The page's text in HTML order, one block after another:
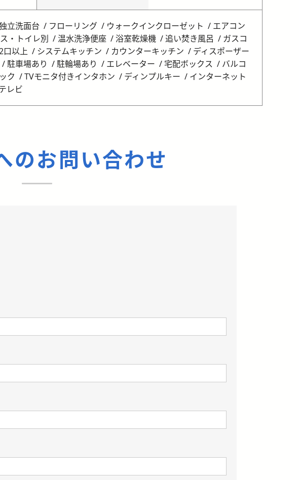
立洗面台 フローリング ウォークインクローゼット
エアコン
・トイレ別 温水洗浄便座 浴室乾燥機 追い焚き風呂
ガスコ
口以上 システムキッチン カウンターキッチン
ディスポーザー
駐車場あり 駐輪場あり エレベーター 宅配ボックス
バルコ
ク TVモニタ付きインタホン ディンプルキー
インターネット
レビ
のお問い合わせ